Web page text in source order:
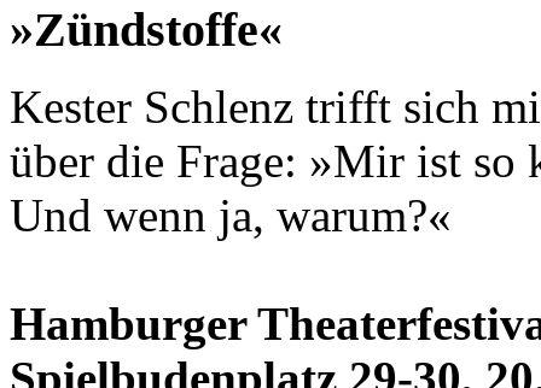
»Zündstoffe«
Kester Schlenz trifft sich
über die Frage: »Mir ist so
Und wenn ja, warum?«
Hamburger